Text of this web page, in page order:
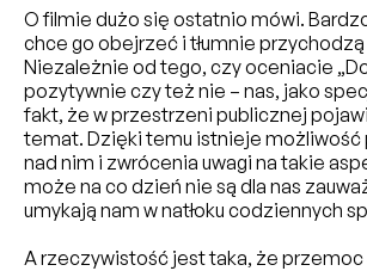
O filmie dużo się ostatnio mówi.
chce go obejrzeć i tłumnie przychodzą
Niezależnie od tego, czy oceniacie
pozytywnie czy też nie – nas, jako
fakt, że w przestrzeni publicznej
temat. Dzięki temu istnieje możliwość
nad nim i zwrócenia uwagi na takie
może na co dzień nie są dla nas
umykają nam w natłoku codziennych
A rzeczywistość jest taka, że przemoc